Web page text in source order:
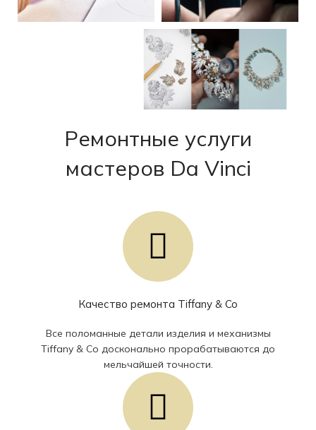
Ремонтные услуги
мастеров Da Vinci
Качество ремонта Tiffany & Co
Все поломанные детали изделия и механизмы
Tiffany & Co досконально прорабатываются до
мельчайшей точности.